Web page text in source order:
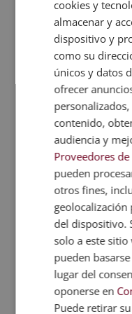
Australia y
Cumbre
1992
Fue la cumbre
de una gestión
cumbre de Río de
acuerdo que
concepto de
compromisos
que deben
internacional y
responsabilidades.
Acuerdo de
Acuerdo de
histórico para
acelerar e
necesarias para
cookies y
almacenar y
dispositivo y
como su
únicos y datos
ofrecer
contenido,
audiencia y
Proveedores
pueden
otros fines,
geolocalización
del dispositivo.
solo a este
pueden
lugar del
oponerse en
Puede retirar